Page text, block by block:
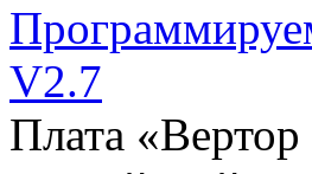
V2.7
Плата «Вертор